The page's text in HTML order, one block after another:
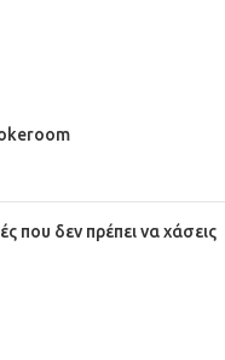
που δεν πρέπει να χάσεις